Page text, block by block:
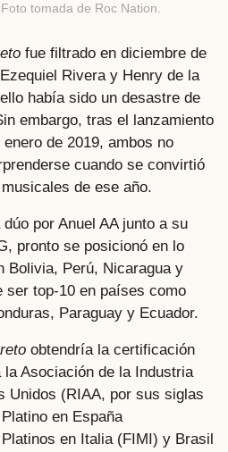
tomada de Roc Nation.
fue filtrado en diciembre de
Rivera y Henry de la
había sido un desastre de
embargo, tras el lanzamiento
de 2019, ambos no
cuando se convirtió
de ese año.
por Anuel AA junto a su
pronto se posicionó en lo
Bolivia, Perú, Nicaragua y
ser top-10 en países como
Paraguay y Ecuador.
obtendría la certificación
Asociación de la Industria
Unidos (RIAA, por sus siglas
en España
en Italia (FIMI) y Brasil